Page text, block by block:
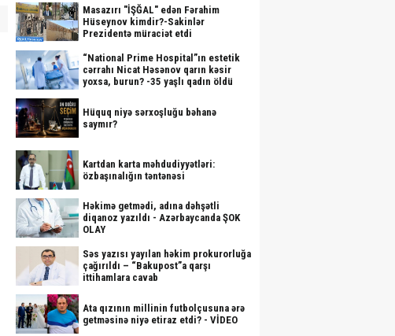
Masazırı "İŞĞAL" edən Fərahim
Hüseynov kimdir?-Sakinlər
Prezidentə müraciət etdi
“National Prime Hospital”ın estetik
cərrahı Nicat Həsənov qarın kəsir
yoxsa, burun? -35 yaşlı qadın öldü
Hüquq niyə sərxoşluğu bəhanə
saymır?
Kartdan karta məhdudiyyətləri:
özbaşınalığın təntənəsi
Həkimə getmədi, adına dəhşətli
diqanoz yazıldı - Azərbaycanda ŞOK
OLAY
Səs yazısı yayılan həkim prokurorluğa
çağırıldı – “Bakupost”a qarşı
ittihamlara cavab
Ata qızının millinin futbolçusuna ərə
getməsinə niyə etiraz etdi? - VİDEO